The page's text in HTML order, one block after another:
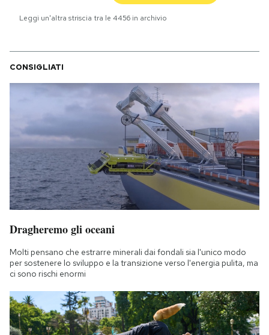
NEWSLETTER
I MIEI PREFERITI
CALENDARIO
AREA PERSONALE
Area Personale
Newsletter
Notifiche mobile
Hai bisogno di aiuto?
Esci
Leggi un'altra striscia tra le 4456 in archivio
CONSIGLIATI
Dragheremo gli oceani
Molti pensano che estrarre minerali dai fondali sia l'unico modo
per sostenere lo sviluppo e la transizione verso l'energia pulita, ma
ci sono rischi enormi